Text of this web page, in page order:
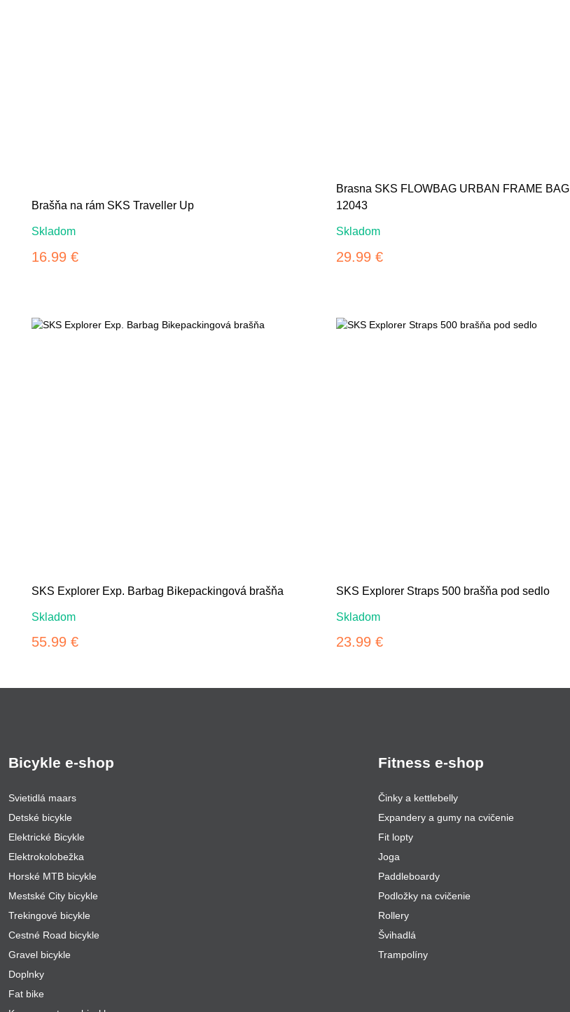
Brašňa na rám SKS Traveller Up
Skladom
16.99 €
Brasna SKS FLOWBAG URBAN FRAME BAG
12043
Skladom
29.99 €
SKS Explorer Exp. Barbag Bikepackingová brašňa
Skladom
55.99 €
SKS Explorer Straps 500 brašňa pod sedlo
Skladom
23.99 €
Bicykle e-shop
Svietidlá maars
Detské bicykle
Elektrické Bicykle
Elektrokolobežka
Horské MTB bicykle
Mestské City bicykle
Trekingové bicykle
Cestné Road bicykle
Gravel bicykle
Doplnky
Fat bike
Fitness e-shop
Činky a kettlebelly
Expandery a gumy na cvičenie
Fit lopty
Joga
Paddleboardy
Podložky na cvičenie
Rollery
Švihadlá
Trampolíny